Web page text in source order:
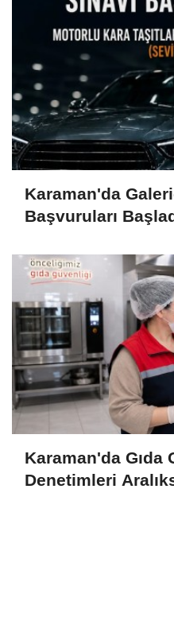
Karaman'da
Başvuruları
Karaman'da Gıda
Denetimleri